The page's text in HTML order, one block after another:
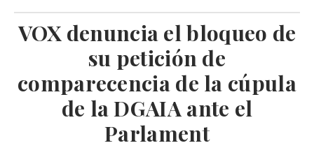
VOX denuncia el bloqueo de
su petición de
comparecencia de la cúpula
de la DGAIA ante el
Parlament